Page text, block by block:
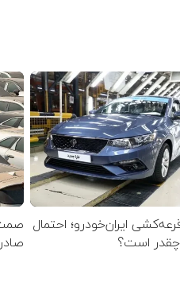
ایران‌خودرو؛ احتمال
است؟